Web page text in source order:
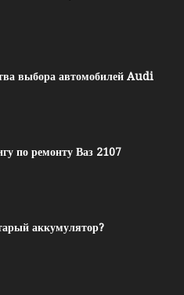
выбора автомобилей Audi
по ремонту Ваз 2107
аккумулятор?